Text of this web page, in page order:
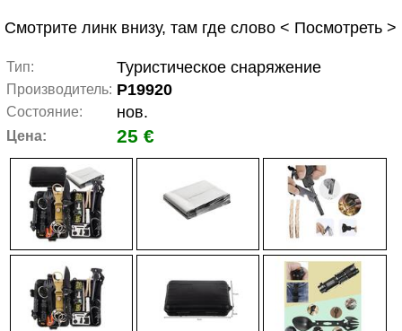
Смотрите линк внизу, там где слово < Посмотреть >
Тип: Туристическое снаряжение
Производитель: P19920
Состояние: нов.
Цена: 25 €